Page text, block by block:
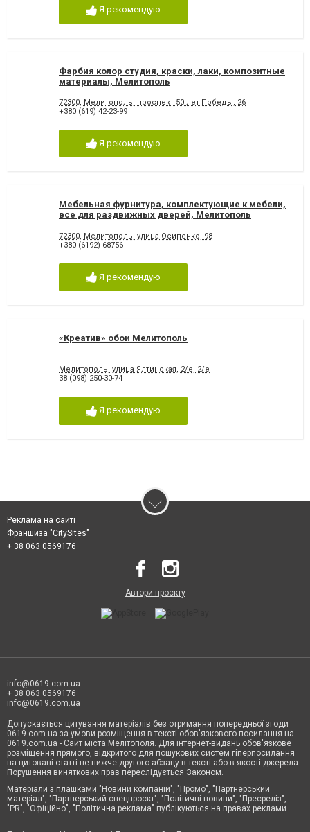
Я рекомендую
Фарбия колор студия, краски, лаки, композитные
материалы, Мелитополь
72300, Мелитополь, проспект 50 лет Победы, 26
+380 (619) 42-23-99
Я рекомендую
Мебельная фурнитура, комплектующие к мебели,
все для раздвижных дверей, Мелитополь
72300, Мелитополь, улица Осипенко, 98
+380 (6192) 68756
Я рекомендую
«Креатив» обои Мелитополь
Мелитополь, улица Ялтинская, 2/е, 2/е
38 (098) 250-30-74
Я рекомендую
Реклама на сайті
Франшиза "CitySites"
+ 38 063 0569176
Автори проєкту
info@0619.com.ua
+ 38 063 0569176
info@0619.com.ua
Допускається цитування матеріалів без отримання попередньої згоди
0619.com.ua за умови розміщення в тексті обов'язкового посилання на
0619.com.ua - Сайт міста Мелітополя. Для інтернет-видань обов'язкове
розміщення прямого, відкритого для пошукових систем гіперпосилання
на цитовані статті не нижче другого абзацу в тексті або в якості джерела.
Порушення виняткових прав переслідується Законом.
Матеріали з плашками "Новини компаній", "Промо", "Партнерський
матеріал", "Партнерський спецпроєкт", "Політичні новини", "Пресреліз",
"PR", "Офіційно", "Політична реклама" публікуються на правах реклами.